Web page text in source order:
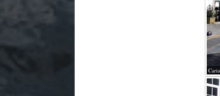
Caria